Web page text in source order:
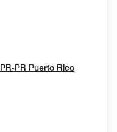
In New Window
PR-PR Puerto Rico